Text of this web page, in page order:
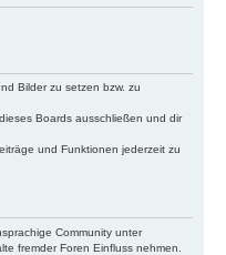
Bilder zu setzen bzw. zu
Boards ausschließen und dir
und Funktionen jederzeit zu
Community unter
fremder Foren Einfluss nehmen.